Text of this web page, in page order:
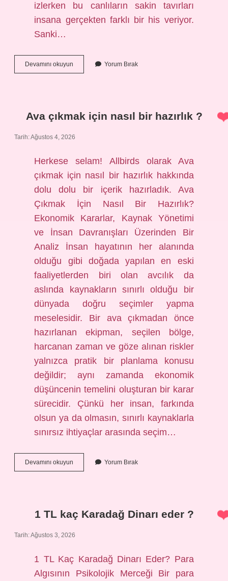
izlerken bu canlıların sakin tavırları
insana gerçekten farklı bir his veriyor.
Sanki…
Devamını okuyun Kaplumbağalar
solunum
Yorum Bırak
Ava çıkmak için nasıl bir hazırlık ?
Tarih: Ağustos 4, 2026
Herkese selam! Allbirds olarak Ava
çıkmak için nasıl bir hazırlık hakkında
dolu dolu bir içerik hazırladık. Ava
Çıkmak İçin Nasıl Bir Hazırlık?
Ekonomik Kararlar, Kaynak Yönetimi
ve İnsan Davranışları Üzerinden Bir
Analiz İnsan hayatının her alanında
olduğu gibi doğada yapılan en eski
faaliyetlerden biri olan avcılık da
aslında kaynakların sınırlı olduğu bir
dünyada doğru seçimler yapma
meselesidir. Bir ava çıkmadan önce
hazırlanan ekipman, seçilen bölge,
harcanan zaman ve göze alınan riskler
yalnızca pratik bir planlama konusu
değildir; aynı zamanda ekonomik
düşüncenin temelini oluşturan bir karar
sürecidir. Çünkü her insan, farkında
olsun ya da olmasın, sınırlı kaynaklarla
sınırsız ihtiyaçlar arasında seçim…
Devamını okuyun
çıkmak
?
Yorum Bırak
1 TL kaç Karadağ Dinarı eder ?
Tarih: Ağustos 3, 2026
1 TL Kaç Karadağ Dinarı Eder? Para
Algısının Psikolojik Merceği Bir para